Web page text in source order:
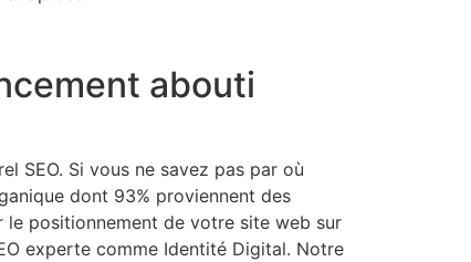
abouti
SEO. Si vous ne savez pas par où
dont 93% proviennent des
le positionnement de votre site web sur
experte comme Identité Digital. Notre